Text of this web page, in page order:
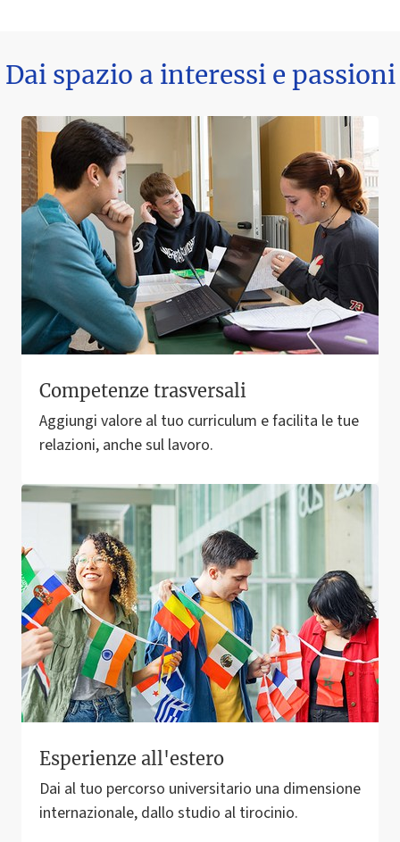
Dai spazio a interessi e passioni
Competenze trasversali
Aggiungi valore al tuo curriculum e facilita le tue
relazioni, anche sul lavoro.
Esperienze all'estero
Dai al tuo percorso universitario una dimensione
internazionale, dallo studio al tirocinio.